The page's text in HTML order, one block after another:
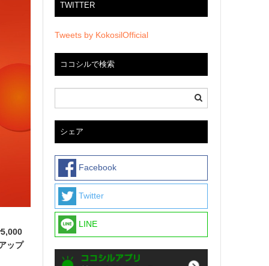
ップ
TWITTER
Tweets by KokosilOfficial
ココシルで検索
シェア
Facebook
Twitter
LINE